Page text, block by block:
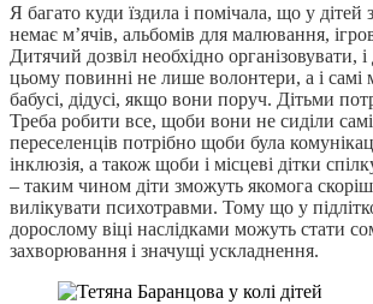
Я багато куди їздила і помічала, що у дітей
немає м’ячів, альбомів для малювання,
Дитячий дозвіл необхідно організовувати,
цьому повинні не лише волонтери, а і самі
бабусі, дідусі, якщо вони поруч. Дітьми
Треба робити все, щоби вони не сиділи
переселенців потрібно щоби була
інклюзія, а також щоби і місцеві дітки
– таким чином діти зможуть якомога
вилікувати психотравми. Тому що у
дорослому віці наслідками можуть стати
захворювання і значущі ускладнення.